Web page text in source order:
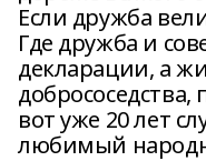
Если дружба
Где дружба и
декларации, а
вот уже 20 лет
любимый